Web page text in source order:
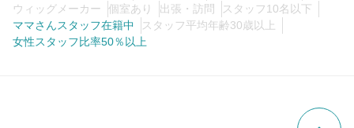
ウィッグメーカー
個室あり 出張・訪問
スタッフ10名以下
ママさんスタッフ在籍中
スタッフ平均年齢30歳以上
女性スタッフ比率50％以上